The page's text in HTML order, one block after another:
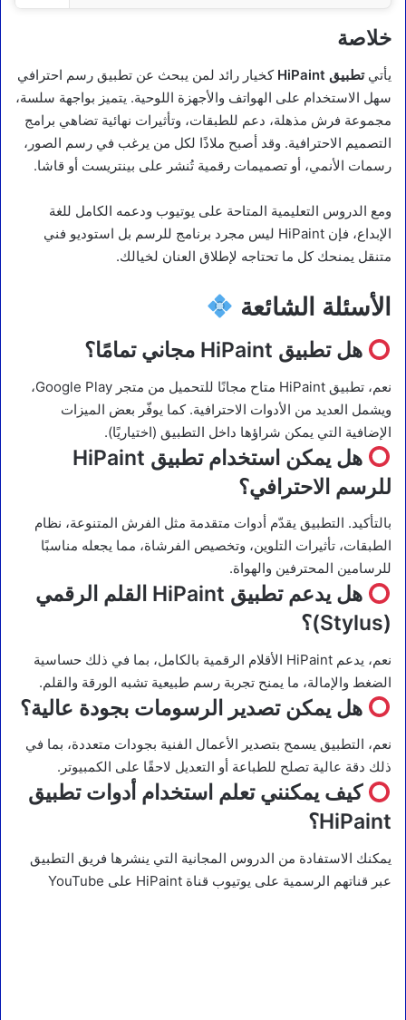
خلاصة
يأتيتطبيق HiPaint
كخيار رائد لمن يبحث عن تطبيق رسم احترافي
سهل الاستخدام على الهواتف والأجهزة اللوحية. يتميز بواجهة سلسة،
مجموعة فرش مذهلة، دعم للطبقات، وتأثيرات نهائية تضاهي برامج
التصميم الاحترافية. وقد أصبح ملاذًا لكل من يرغب في رسم الصور،
رسمات الأنمي، أو تصميمات رقمية تُنشر على بينتريست أو قاشا.
ومع الدروس التعليمية المتاحة على يوتيوب ودعمه الكامل للغة
الإبداع، فإن HiPaint ليس مجرد برنامج للرسم بل استوديو فني
متنقل يمنحك كل ما تحتاجه لإطلاق العنان لخيالك.
الأسئلة الشائعة
هل تطبيق HiPaint مجاني تمامًا؟
نعم، تطبيق HiPaint متاح مجانًا للتحميل من متجر Google Play،
ويشمل العديد من الأدوات الاحترافية. كما يوفّر بعض الميزات
الإضافية التي يمكن شراؤها داخل التطبيق (اختياريًا).
هل يمكن استخدام تطبيق HiPaint
للرسم الاحترافي؟
بالتأكيد. التطبيق يقدّم أدوات متقدمة مثل الفرش المتنوعة، نظام
الطبقات، تأثيرات التلوين، وتخصيص الفرشاة، مما يجعله مناسبًا
للرسامين المحترفين والهواة.
هل يدعم تطبيق HiPaint القلم الرقمي
(Stylus)؟
نعم، يدعم HiPaint الأقلام الرقمية بالكامل، بما في ذلك حساسية
الضغط والإمالة، ما يمنح تجربة رسم طبيعية تشبه الورقة والقلم.
هل يمكن تصدير الرسومات بجودة عالية؟
نعم، التطبيق يسمح بتصدير الأعمال الفنية بجودات متعددة، بما في
ذلك دقة عالية تصلح للطباعة أو التعديل لاحقًا على الكمبيوتر.
كيف يمكنني تعلم استخدام أدوات تطبيق
HiPaint؟
يمكنك الاستفادة من الدروس المجانية التي ينشرها فريق التطبيق
عبر قناتهم الرسمية على يوتيوب قناة HiPaint على YouTube